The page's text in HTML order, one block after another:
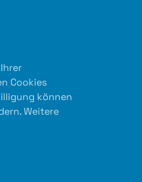
Cookies
können
Weitere